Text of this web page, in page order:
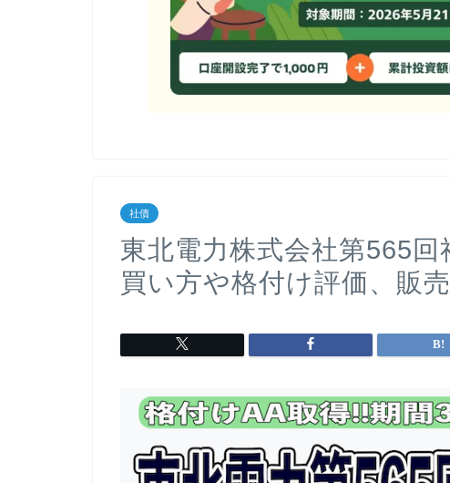
社債
東北電力株式会社第565
買い方や格付け評価、販